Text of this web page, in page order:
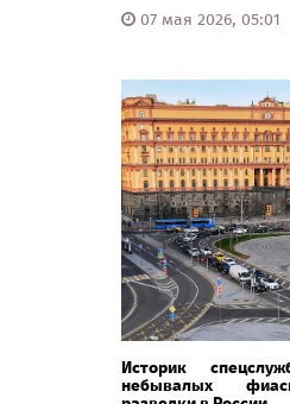
07 мая 2026, 05:01
Историк
небывалых